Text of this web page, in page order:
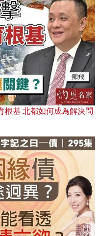
根基 北都如何成為解決問